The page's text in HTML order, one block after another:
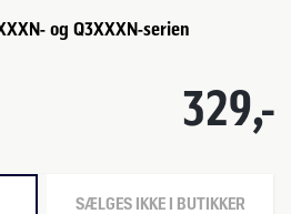
og Q3XXXN-serien
329,-
SÆLGES IKKE I BUTIKKER